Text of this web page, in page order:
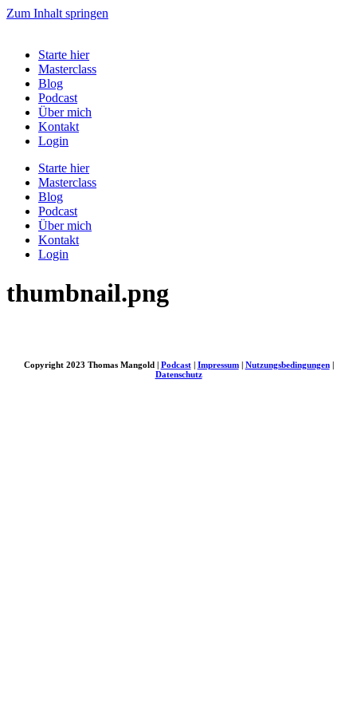
Zum Inhalt springen
Starte hier
Masterclass
Blog
Podcast
Über mich
Kontakt
Login
Starte hier
Masterclass
Blog
Podcast
Über mich
Kontakt
Login
thumbnail.png
Copyright 2023 Thomas Mangold | Podcast| Impressum| Nutzungsbedingungen|
Datenschutz